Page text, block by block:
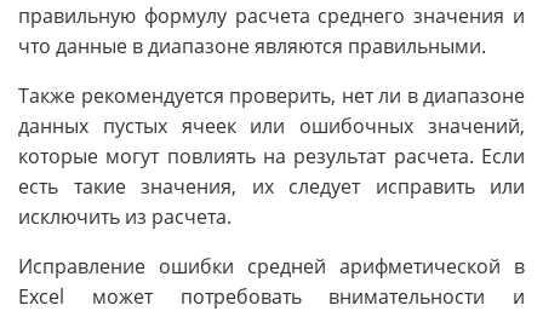
правильную формулу расчета среднего значения и
что данные в диапазоне являются правильными.
Также рекомендуется проверить, нет ли в диапазоне
данных пустых ячеек или ошибочных значений,
которые могут повлиять на результат расчета. Если
есть такие значения, их следует исправить или
исключить из расчета.
Исправление ошибки средней арифметической в
Excel может потребовать внимательности и